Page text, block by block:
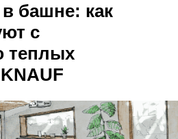
башне: как
с